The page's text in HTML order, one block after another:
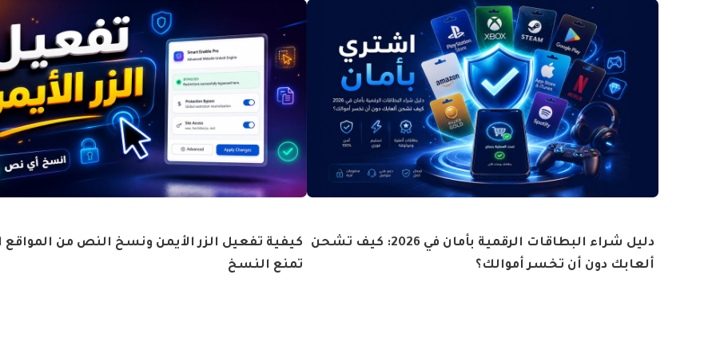
دليل شراء البطاقات الرقمية بأمان في 2026: كيف تشحن
ألعابك دون أن تخسر أموالك؟
كيفية تفعيل الزر الأيمن ونسخ النص من المواقع
تمنع النسخ